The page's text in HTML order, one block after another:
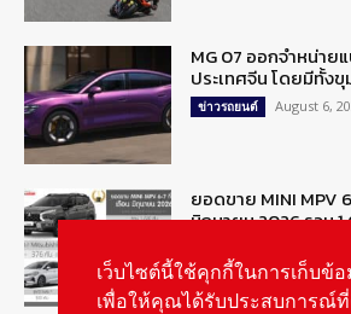
MG 07 ออกจำหน่าย
ประเทศจีน โดยมีทั้งขุ
ข่าวรถยนต์ August 6,
ยอดขาย MINI MPV
มิถุนายน 2026 รวม
ข่าวรถยนต์ August 6,
เว็บไซต์นี้ใช้คุกกี้ในการเก็บข้
เพื่อให้คุณได้รับประสบการณ์